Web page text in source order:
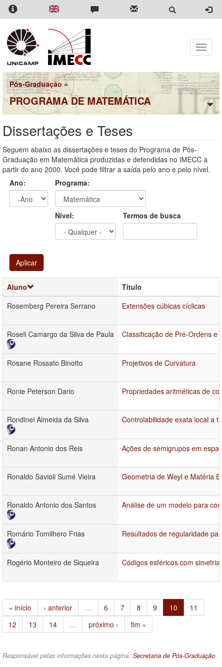
Pular
para
conteúdo
principal
Toggle
Pós-Graduação »
PROGRAMA DE MATEMÁTICA
Dissertações e Teses
Seguem abaixo as dissertações e teses do Programa de Pós-
Graduação em Matemática produzidas e defendidas no IMECC a
partir do ano 2000. Você pode filtrar a saída pelo ano e pelo nível.
Ano:
Programa:
Nível: Termos de busca
Aplicar
Aluno
Título
Rosemberg Pereira Serrano
Extensões cúbicas cíclicas
Roseli Camargo da Silva de Paula Classificação de Pré-Ordens e
Rosane Rossato Binotto Projetivos de Curvatura
Ronie Peterson Dario Propriedades aritméticas de
Rondinei Almeida da Silva Controlabilidade exata local a
Ronan Antonio dos Reis Ações de semigrupos em
Ronaldo Savioli Sumé Vieira Geometria de Weyl e Matéria
Ronaldo Antonio dos Santos Análise de um modelo para
Romário Tomilhero Frias Resultados de regularidade
Rogério Monteiro de Siqueira Códigos esféricos com
« início ‹ anterior … 6 7 8 9 10
11
12
13 14 … próximo › fim »
Responsável pelas informações nesta página: Secretaria de Pós-Graduação